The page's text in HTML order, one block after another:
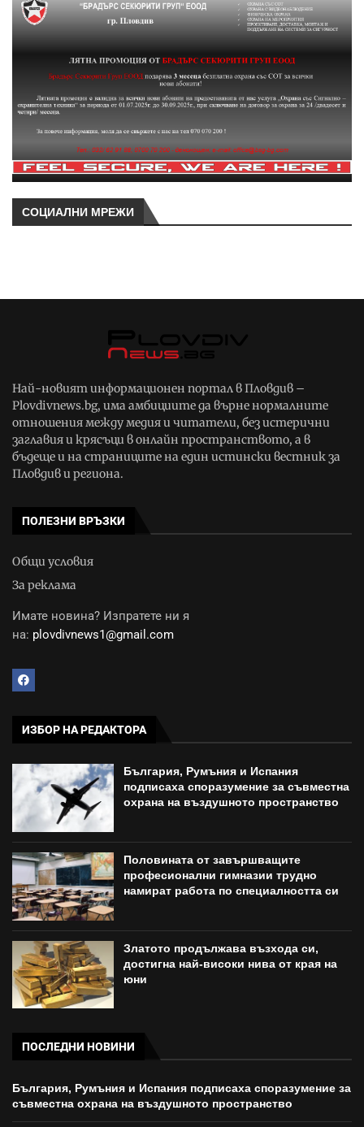
СОЦИАЛНИ МРЕЖИ
Най-новият информационен портал в Пловдив –
Plovdivnews.bg, има амбициите да върне нормалните
отношения между медия и читатели, без истерични
заглавия и крясъци в онлайн пространството, а в
бъдеще и на страниците на един истински вестник за
Пловдив и региона.
ПОЛЕЗНИ ВРЪЗКИ
Общи условия
За реклама
Имате новина? Изпратете ни я
на: plovdivnews1@gmail.com
ИЗБОР НА РЕДАКТОРА
България, Румъния и Испания
подписаха споразумение за съвместна
охрана на въздушното пространство
Половината от завършващите
професионални гимназии трудно
намират работа по специалността си
Златото продължава възхода си,
достигна най-високи нива от края на
юни
ПОСЛЕДНИ НОВИНИ
България, Румъния и Испания подписаха споразумение за
съвместна охрана на въздушното пространство